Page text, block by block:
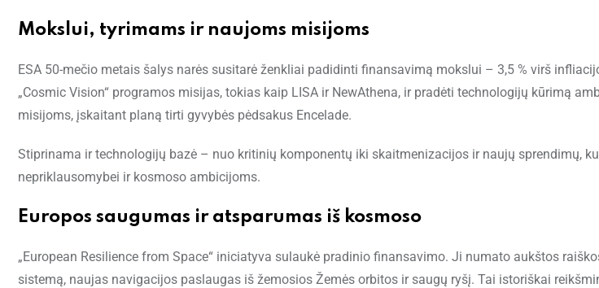
Mokslui, tyrimams ir naujoms misijoms
ESA 50-mečio metais šalys narės susitarė ženkliai padidinti finansavimą mokslui – 3,5 % virš
„Cosmic Vision“ programos misijas, tokias kaip LISA ir NewAthena, ir pradėti technologijų kūrimą
misijoms, įskaitant planą tirti gyvybės pėdsakus Encelade.
Stiprinama ir technologijų bazė – nuo kritinių komponentų iki skaitmenizacijos ir naujų sprendimų,
nepriklausomybei ir kosmoso ambicijoms.
Europos saugumas ir atsparumas iš kosmoso
„European Resilience from Space“ iniciatyva sulaukė pradinio finansavimo. Ji numato aukštos
sistemą, naujas navigacijos paslaugas iš žemosios Žemės orbitos ir saugų ryšį. Tai istoriškai